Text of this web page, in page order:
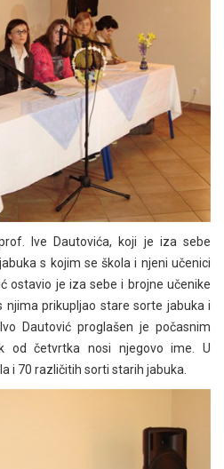
Ive Dautovića, koji je iza sebe
s kojim se škola i njeni učenici
ostavio je iza sebe i brojne učenike
njima prikupljao stare sorte jabuka i
Dautović proglašen je počasnim
od četvrtka nosi njegovo ime. U
i 70 različitih sorti starih jabuka.